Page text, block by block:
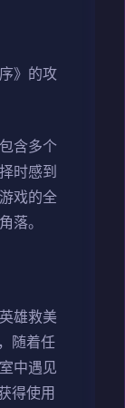
》的攻
含多个
时感到
戏的全
落。
雄救美
随着任
中遇见
得使用